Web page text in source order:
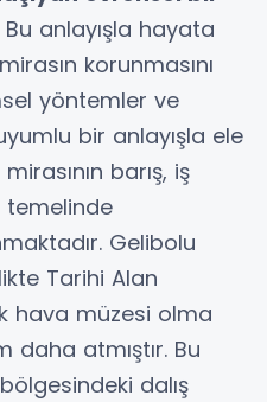
Bu anlayışla hayata
korunmasını
yöntemler ve
bir anlayışla ele
barış, iş
Gelibolu
Tarihi Alan
hava müzesi olma
daha atmıştır. Bu
dalış